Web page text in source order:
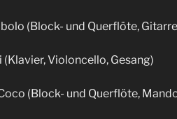
(Block- und Querflöte,
(Klavier, Violoncello, Gesang)
(Block- und Querflöte,